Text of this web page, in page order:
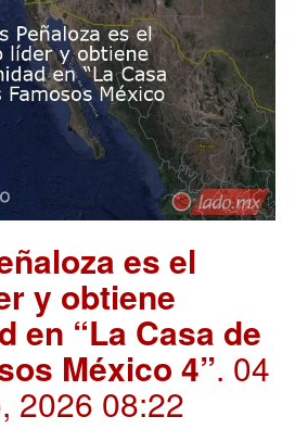
es el
y obtiene
en “La Casa de
México 4”. 04
2026 08:22